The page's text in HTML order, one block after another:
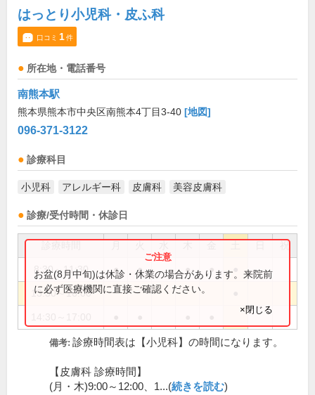
はっとり小児科・皮ふ科
口コミ 1件
所在地・電話番号
南熊本駅
熊本県熊本市中央区南熊本4丁目3-40 [地図]
096-371-3122
診療科目
小児科 アレルギー科 皮膚科 美容皮膚科
診療/受付時間・休診日
祝
8:30～11:30 ● ● ● ●
13:30～16:00
お盆(8月中旬)は休診・休業の場合があります。来院前
に必ず医療機関に直接ご確認ください。
×閉じる
備考: 診療時間表は【小児科】の時間になります。
【皮膚科 診療時間】
(月・木)9:00～12:00、1...(続きを読む)